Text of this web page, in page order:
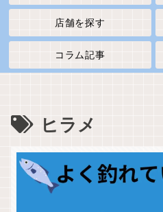
店舗を探す
コラム記事
ヒラメ